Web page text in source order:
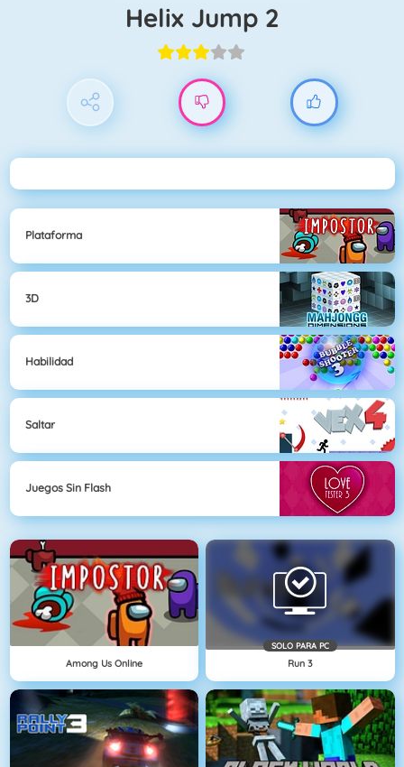
Helix Jump 2
Plataforma
3D
Habilidad
Saltar
Juegos Sin Flash
Among Us Online
SOLO PARA PC
Run 3